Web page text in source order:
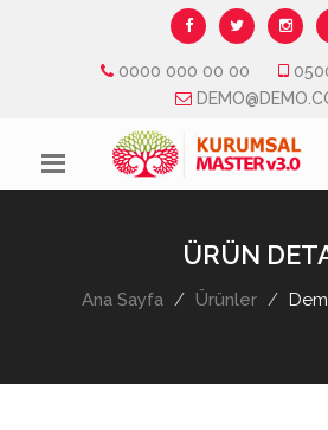
0000 000 00 00
ÜRÜN
Ana Sayfa Ürünler